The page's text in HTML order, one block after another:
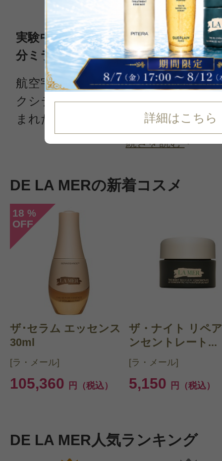
詳細はこちら
ブランドランキング第15位
実験中のアクシデントをきっかけに
分ミラクルブロス(TM)が真髄のブラ
航空宇宙物理学者のヒューバー博士
クシデントから自ら肌をうるおす製
まれたドゥラメール
続きを読む
DE LA MERの新着コスメ
18 %
OFF
ザ･セラム エッセンス
30ml
[ラ・メール]
105,360 円（税込）
ザ・ナイト リペ
ンセントレート...
[ラ・メール]
5,150 円（税込）
DE LA MER人気ランキング